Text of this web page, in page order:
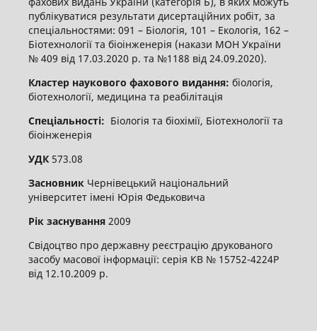
публікуватися результати дисертаційних робіт, за
спеціальностями: 091 – Біологія, 101 – Екологія, 162 –
Біотехнології та біоінженерія (накази МОН України
№ 409 від 17.03.2020 р. та №1188 від 24.09.2020).
Кластер наукового фахового видання: біологія,
біотехнології, медицина та реабілітація
Спеціальності: Біологія та біохімії, Біотехнології та
біоінженерія
УДК 573.08
Засновник Чернівецький національний
університет імені Юрія Федьковича
Рік заснування2009
Свідоцтво про державну реєстрацію друкованого
засобу масової інформації: серія КВ № 15752-4224Р
від 12.10.2009 р.